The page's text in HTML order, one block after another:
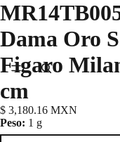
Dama Oro
Figaro
cm
$ 3,180.16 MXN
Peso: 1 g